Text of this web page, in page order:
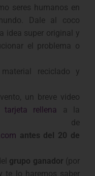
seres humanos en
Dale al coco
idea super original y
el problema o
reciclado y
un breve video
tarjeta rellena
a la
de
antes del 20 de
grupo ganador (por
te lo haremos saber